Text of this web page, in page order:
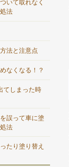
いて取れなく
法
法と注意点
なくなる！？
てしまった時
誤って車に塗
法
たり塗り替え